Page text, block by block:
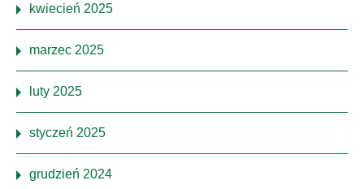
kwiecień 2025
marzec 2025
luty 2025
styczeń 2025
grudzień 2024